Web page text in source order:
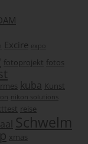
Excire expo
fotoprojekt fotos
kuba Kunst
nikon solutions
reise
Schwelm
xmas